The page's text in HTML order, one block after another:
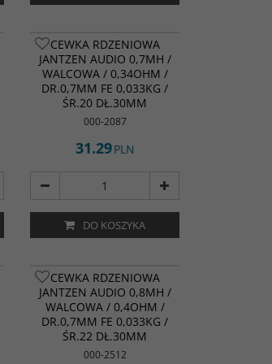
CEWKA RDZENIOWA
JANTZEN AUDIO 0,7MH /
WALCOWA / 0,34OHM /
DR.0,7MM FE 0,033KG /
ŚR.20 DŁ.30MM
000-2087
31.29PLN
DO KOSZYKA
CEWKA RDZENIOWA
JANTZEN AUDIO 0,8MH /
WALCOWA / 0,4OHM /
DR.0,7MM FE 0,033KG /
ŚR.22 DŁ.30MM
000-2512